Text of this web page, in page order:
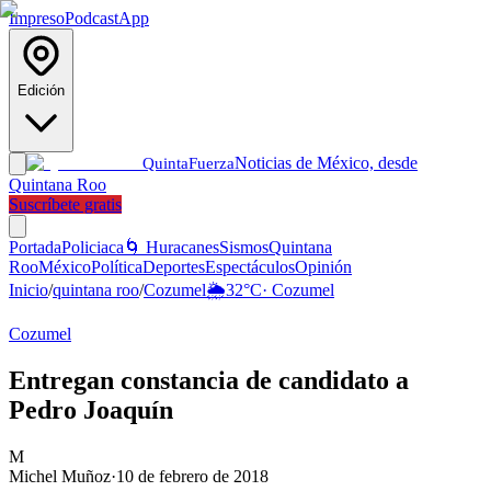
ImpresoPodcastApp
Edición
QuintaFuerzaNoticias de México, desde
Quintana Roo
Suscríbete gratis
PortadaPoliciaca 🌀 HuracanesSismosQuintana
RooMéxicoPolíticaDeportesEspectáculosOpinión
Inicio/quintana roo/Cozumel🌦️32°C· Cozumel
Cozumel
Entregan constancia de candidato a
Pedro Joaquín
M
Michel Muñoz·10 de febrero de 2018